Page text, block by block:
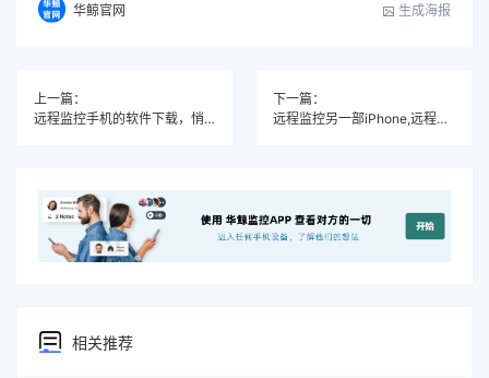
华鲸官网 生成海报
上一篇：
远程监控手机的软件下载，悄然同步微信与定位信息不被对方发现
下一篇：
远程监控另一部iPhone,远程追踪苹果手机同步接收获取数据
相关推荐